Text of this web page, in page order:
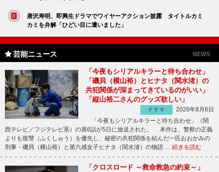
唐沢寿明、即興生ドラマでワイヤーアクション披露 タイトルカミ
カミを弁解「ひどい目に遭いました」
芸能ニュース NEWS
「今夜もシリアルキラーと待ち合わせ」
「磯貝（横山裕）とヒナタ（関水渚）の
共犯関係が深まってきているのがいい」
「縦山裕二さんのグッズ欲しい」
ドラマ
2026年8月6日
「今夜もシリアルキラーと待ち合わせ」（関
西テレビ／フジテレビ系）の第6話が5日に放送された。 本作は、警察の正義
よりも復讐（ふくしゅう）を優先し、秘密の共犯関係を結んだ一匹おおかみの
刑事・磯貝（横山裕）と第六感女子ヒナタ（関水渚）の物語 … 続きを読む
「クロスロード ～救命救急の約束～」